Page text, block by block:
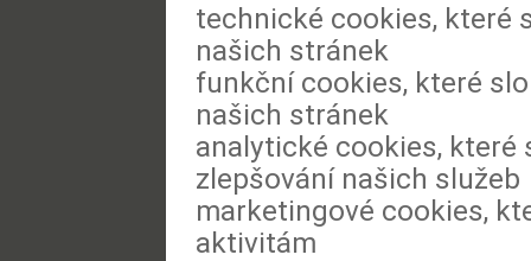
technické cookies, které
našich stránek
funkční cookies, které
našich stránek
analytické cookies, které
zlepšování našich služeb
marketingové cookies,
aktivitám